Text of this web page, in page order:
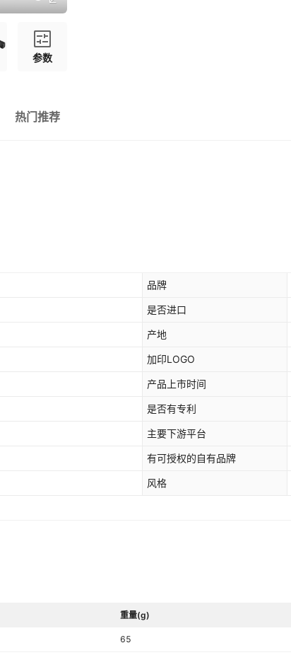
参数
热门推荐
品牌
是否进口
产地
加印LOGO
产品上市时间
是否有专利
主要下游平台
有可授权的自有品牌
风格
重量(g)
65